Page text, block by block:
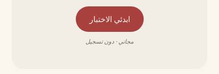
ابدئي الاختبار
مجاني · دون تسجيل